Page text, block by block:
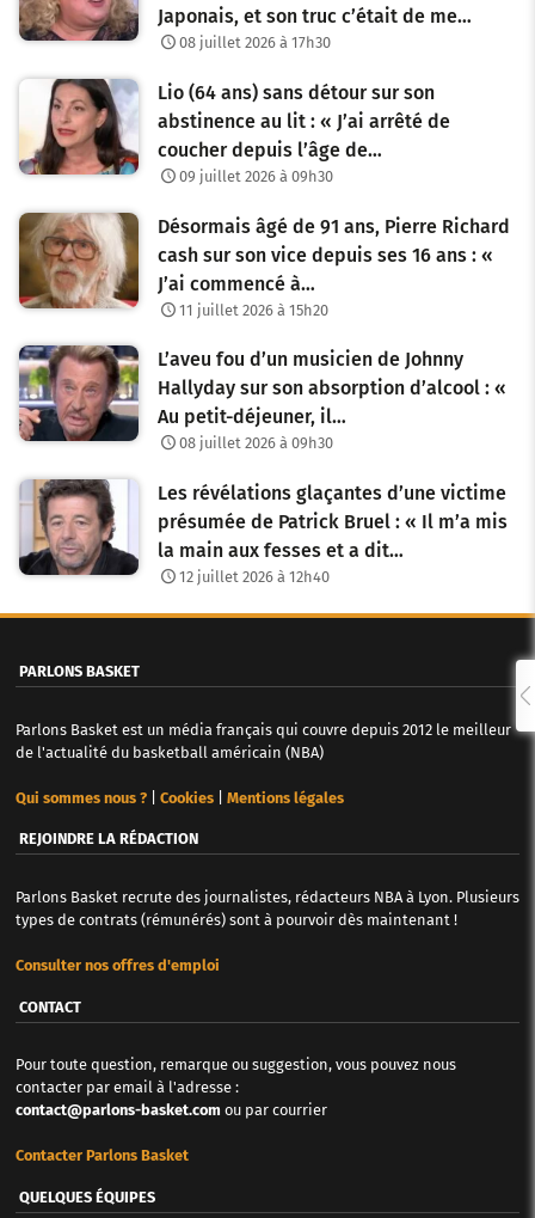
Japonais, et son truc c’était de me…
08 juillet 2026 à 17h30
Lio (64 ans) sans détour sur son
abstinence au lit : « J’ai arrêté de
coucher depuis l’âge de…
09 juillet 2026 à 09h30
Désormais âgé de 91 ans, Pierre Richard
cash sur son vice depuis ses 16 ans : «
J’ai commencé à…
11 juillet 2026 à 15h20
L’aveu fou d’un musicien de Johnny
Hallyday sur son absorption d’alcool : «
Au petit-déjeuner, il…
08 juillet 2026 à 09h30
Les révélations glaçantes d’une victime
présumée de Patrick Bruel : « Il m’a mis
la main aux fesses et a dit…
12 juillet 2026 à 12h40
PARLONS BASKET
Parlons Basket est un média français qui couvre depuis 2012 le meilleur
de l'actualité du basketball américain (NBA)
Qui sommes nous ?| Cookies| Mentions légales
REJOINDRE LA RÉDACTION
Parlons Basket recrute des journalistes, rédacteurs NBA à Lyon. Plusieurs
types de contrats (rémunérés) sont à pourvoir dès maintenant !
Consulter nos offres d'emploi
CONTACT
Pour toute question, remarque ou suggestion, vous pouvez nous
contacter par email à l'adresse :
contact@parlons-basket.com ou par courrier
Contacter Parlons Basket
QUELQUES ÉQUIPES